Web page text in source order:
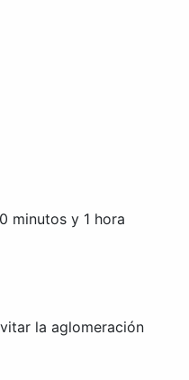
minutos y 1 hora
la aglomeración